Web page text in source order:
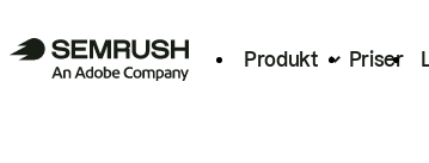
Produkt Priser